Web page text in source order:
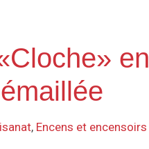
en
, Encens et encensoirs